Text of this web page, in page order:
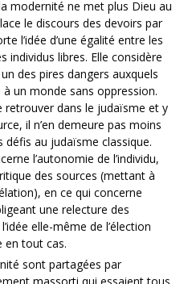
modernité ne met plus Dieu au
le discours des devoirs par
l’idée d’une égalité entre les
individus libres. Elle considère
des pires dangers auxquels
un monde sans oppression.
retrouver dans le judaïsme et y
il n’en demeure pas moins
défis au judaïsme classique.
l’autonomie de l’individu,
des sources (mettant à
en ce qui concerne
une relecture des
elle-même de l’élection
en tout cas.
sont partagées par